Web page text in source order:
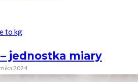
jednostka miary
2024